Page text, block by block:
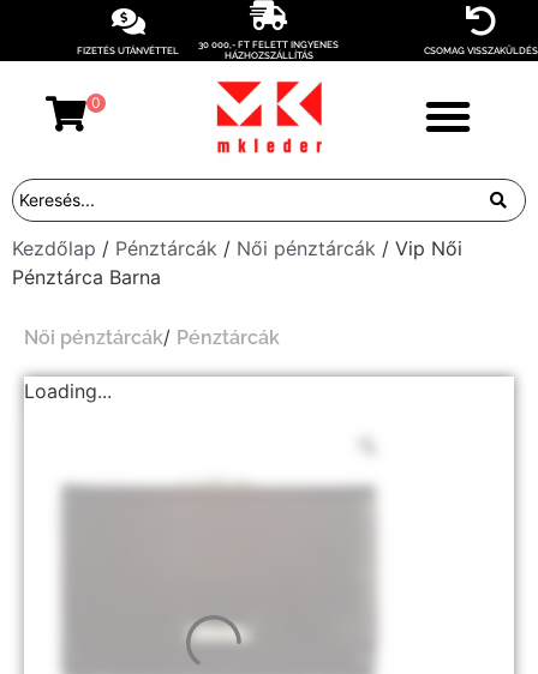
FIZETÉS UTÁNVÉTTEL
30 000,- FT FELETT INGYENES
HÁZHOZSZÁLLÍTÁS
CSOMAG VISSZAKÜLDÉS
0
Kezdőlap / Pénztárcák / Női pénztárcák / Vip Női
Pénztárca Barna
Női pénztárcák/ Pénztárcák
Loading...